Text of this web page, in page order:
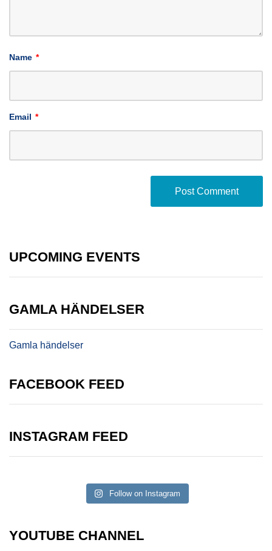
Name *
Email *
UPCOMING EVENTS
GAMLA HÄNDELSER
Gamla händelser
FACEBOOK FEED
INSTAGRAM FEED
Follow on Instagram
YOUTUBE CHANNEL